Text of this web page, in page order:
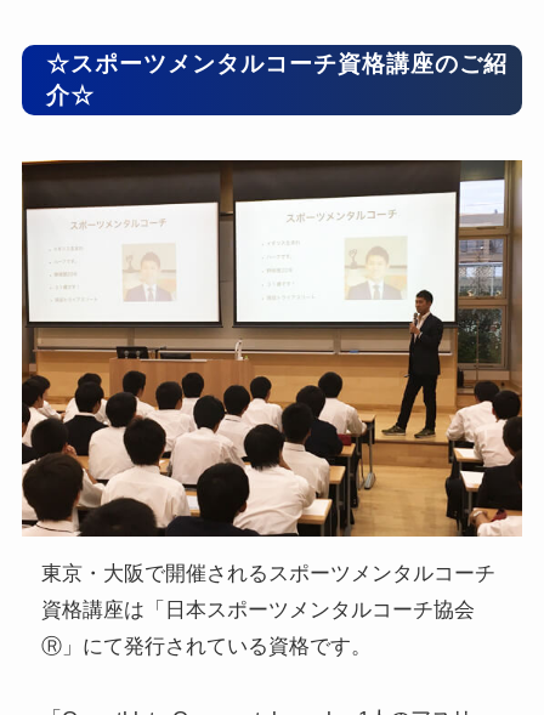
☆スポーツメンタルコーチ資格講座のご紹
介☆
東京・大阪で開催されるスポーツメンタルコーチ
資格講座は「日本スポーツメンタルコーチ協会
Ⓡ」にて発行されている資格です。